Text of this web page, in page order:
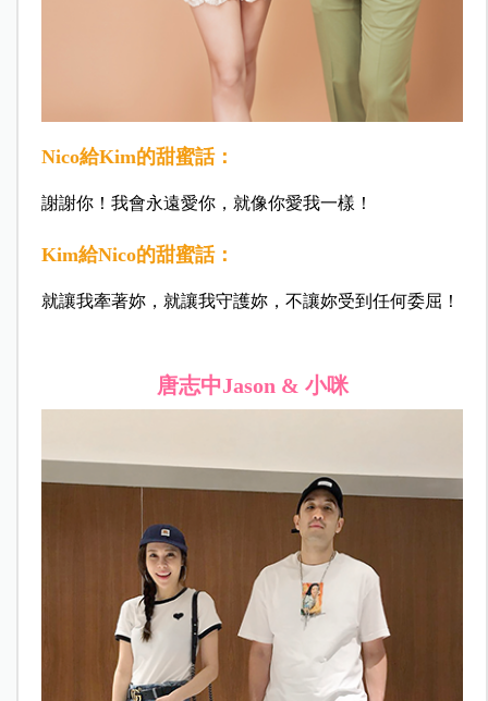
Nico給Kim的甜蜜話：
謝謝你！我會永遠愛你，就像你愛我一樣！
Kim給Nico的甜蜜話：
就讓我牽著妳，就讓我守護妳，不讓妳受到任何委屈！
唐志中Jason & 小咪